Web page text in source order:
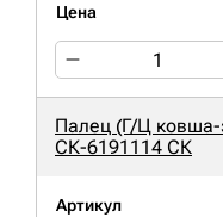
Цена
Палец (Г/Ц ковша-
СК-6191114 СК
Артикул